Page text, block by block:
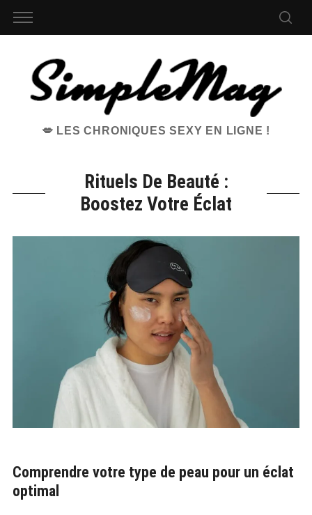
💋 LES CHRONIQUES SEXY EN LIGNE !
Rituels De Beauté :
Boostez Votre Éclat
Comprendre votre type de peau pour un éclat
optimal